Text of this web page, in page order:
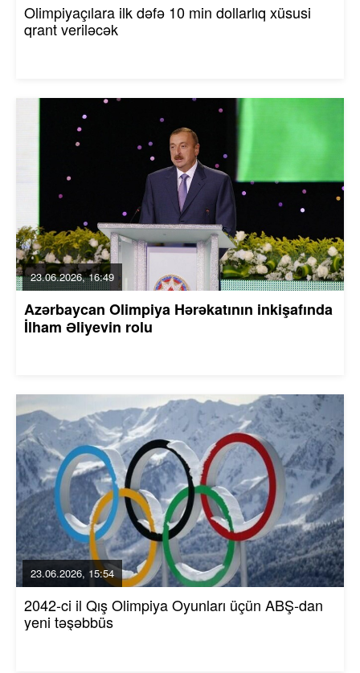
Olimpiyaçılara ilk dəfə 10 min dollarlıq xüsusi
qrant veriləcək
23.06.2026, 16:49
Azərbaycan Olimpiya Hərəkatının inkişafında
İlham Əliyevin rolu
23.06.2026, 15:54
2042-ci il Qış Olimpiya Oyunları üçün ABŞ-dan
yeni təşəbbüs